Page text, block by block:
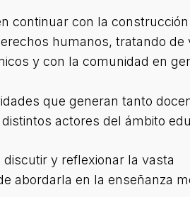
continuar con la
humanos, tratando de
y con la comunidad en
que generan tanto
actores del ámbito
y reflexionar la vasta
abordarla en la enseñanza